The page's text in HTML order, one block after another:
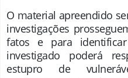
O material apreendido
investigações
fatos e para
investigado poderá
estupro de